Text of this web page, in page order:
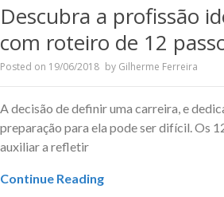
Descubra a profissão
com roteiro de 12
Posted on 19/06/2018 by Gilherme Ferreira
A decisão de definir uma carreira, e
preparação para ela pode ser difícil. Os
auxiliar a refletir
Continue Reading